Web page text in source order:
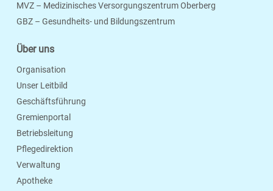
MVZ – Medizinisches Versorgungszentrum Oberberg
GBZ – Gesundheits- und Bildungszentrum
Über uns
Organisation
Unser Leitbild
Geschäftsführung
Gremienportal
Betriebsleitung
Pflegedirektion
Verwaltung
Apotheke